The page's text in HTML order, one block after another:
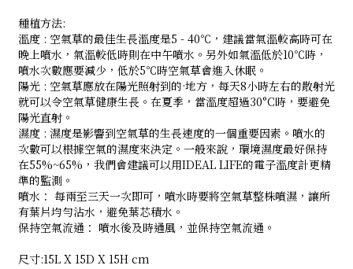
種植方法:
溫度 : 空氣草的最佳生長溫度是5 - 40℃，建議當氣溫較高時可在
晚上噴水，氣溫較低時則在中午噴水。另外如氣溫低於10℃時，
噴水次數應要減少，低於5℃時空氣草會進入休眠。
陽光 : 空氣草應放在陽光照射到的·地方，每天8小時左右的散射光
就可以令空氣草健康生長。在夏季，當溫度超過30°C時，要避免
陽光直射。
濕度 : 濕度是影響到空氣草的生長速度的一個重要因素。噴水的
次數可以根據空氣的濕度來決定。一般來說，環境濕度最好保持
在55%~65%，我們會建議可以用IDEAL LIFE的電子溫度計更精
準的監測。
噴水： 每兩至三天一次即可，噴水時要將空氣草整株噴濕，讓所
有葉片均勻沾水，避免葉芯積水。
保持空氣流通： 噴水後及時通風，並保持空氣流通。
尺寸:15L X 15D X 15H cm